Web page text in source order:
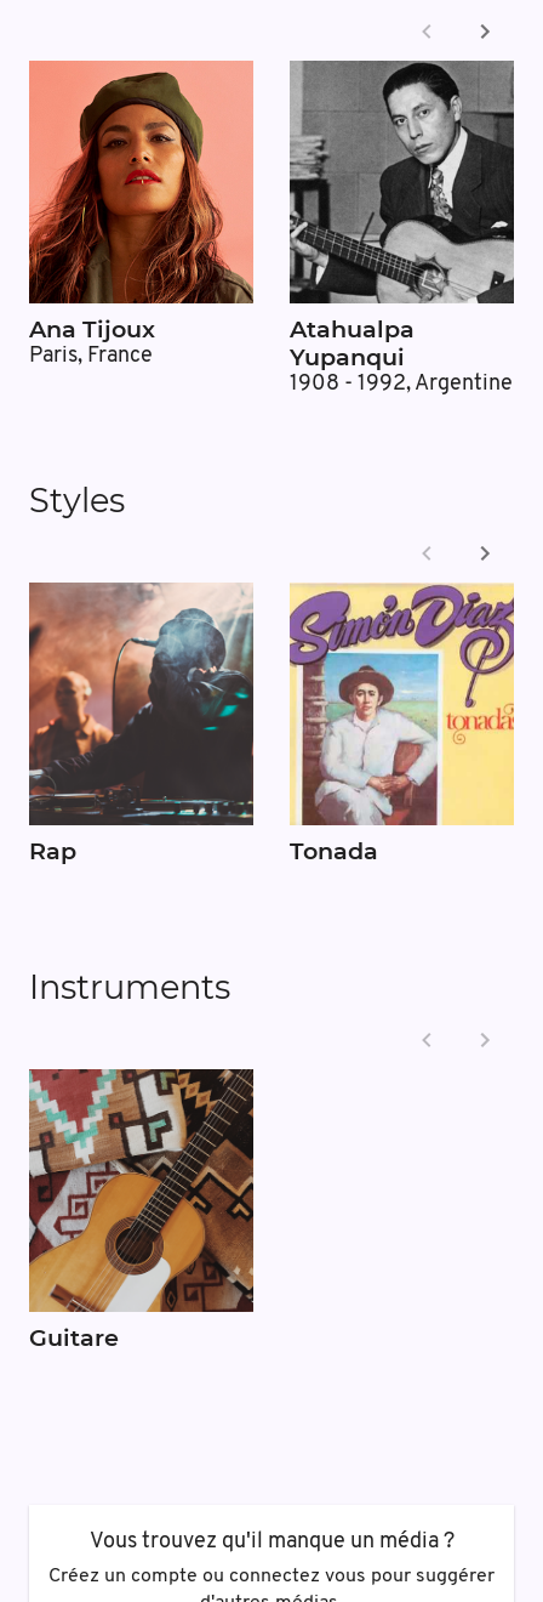
Ana Tijoux
Paris, France
Atahualpa
Yupanqui
1908 - 1992, Argentine
Styles
Rap Tonada
Instruments
Guitare
Vous trouvez qu'il manque un média ?
Créez un compte ou connectez vous pour suggérer